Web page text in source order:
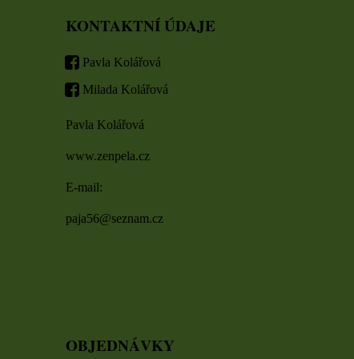
KONTAKTNÍ ÚDAJE
Pavla Kolářová
Milada Kolářová
Pavla Kolářová
www.zenpela.cz
E-mail:
paja56@seznam.cz
OBJEDNÁVKY